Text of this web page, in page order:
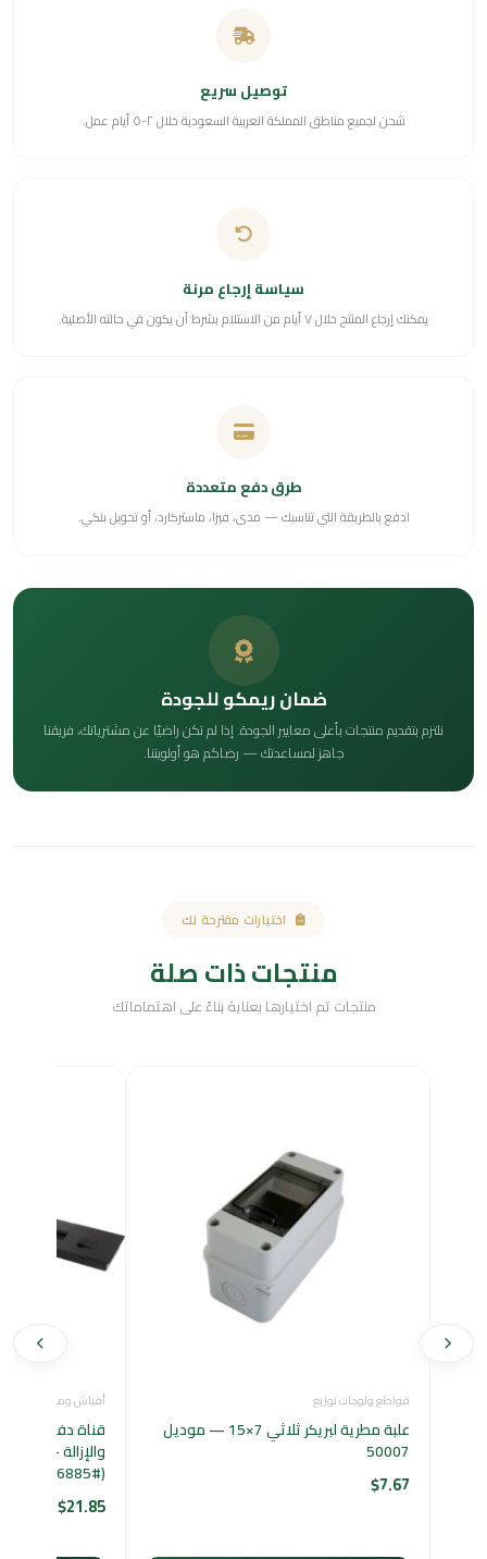
توصيل سريع
شحن لجميع مناطق المملكة العربية السعودية خلال ٢-٥ أيام عمل.
سياسة إرجاع مرنة
يمكنك إرجاع المنتج خلال ٧ أيام من الاستلام بشرط أن يكون في حالته الأصلية.
طرق دفع متعددة
ادفع بالطريقة التي تناسبك — مدى، فيزا، ماستركارد، أو تحويل بنكي.
ضمان ريمكو للجودة
نلتزم بتقديم منتجات بأعلى معايير الجودة. إذا لم تكن راضيًا عن مشترياتك، فريقنا
جاهز لمساعدتك — رضاكم هو أولويتنا.
اختيارات مقترحة لك
منتجات ذات صلة
منتجات تم اختيارها بعناية بناءً على اهتماماتك
قواطع ولوحات توزيع
علبة مطرية لبريكر ثلاثي 7×15 — موديل
50007
$7.67
أفياش ومفاتيح كهرباء
قناة دفن
(#6885)
$21.85